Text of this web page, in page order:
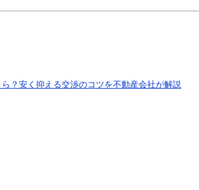
？安く抑える交渉のコツを不動産会社が解説